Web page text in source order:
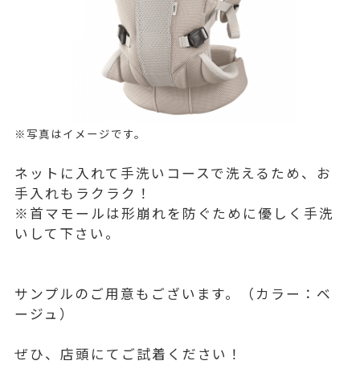
※写真はイメージです。
ネットに入れて手洗いコースで洗えるため、お
手入れもラクラク！
※首マモールは形崩れを防ぐために優しく手洗
いして下さい。
サンプルのご用意もございます。（カラー：ベ
ージュ）
ぜひ、店頭にてご試着ください！